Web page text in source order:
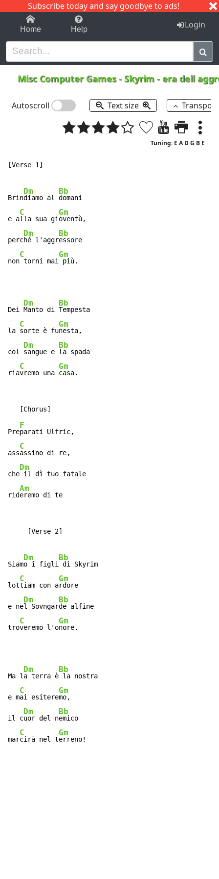
Subscribe today and say goodbye to ads!
1-9 C I J
Home Help Login
Misc Computer Games-Skyrim - era dell
Autoscroll Text size
Tuning: E A D G B E
[Verse 1]
Brin
Dm
diamo al
Bb
domani
e a
C
lla sua gi
Gm
oventù,
perc
Dm
hé l'aggr
Bb
essore
non
C
torni mai
Gm
più.
Dei
Dm
Manto di
Bb
Tempesta
la
C
sorte è fu
Gm
nesta,
col
Dm
sangue e
Bb
la spada
ria
C
vremo una
Gm
casa.
Pre
F
parati Ulfric,
ass
C
assino di re,
che
Dm
il dì tuo fatale
rid
Am
eremo di te
     [Verse 2]
Siam
Dm
o i figli
Bb
di Skyrim
lot
C
tiam con a
Gm
rdore
e ne
Dm
l Sovngar
Bb
de alfine
tro
C
veremo l'o
Gm
nore.
Ma l
Dm
a terra è
Bb
la nostra
e m
C
ai esitere
Gm
mo,
il c
Dm
uor del n
Bb
emico
mar
C
cirà nel t
Gm
erreno!